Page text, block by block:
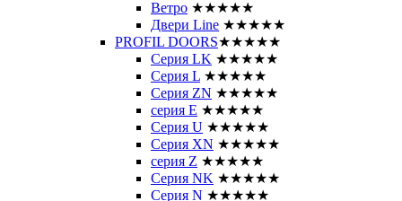
Ветро ★★★★★
Двери Line ★★★★★
PROFIL DOORS★★★★★
Серия LK ★★★★★
Серия L ★★★★★
Серия ZN ★★★★★
серия E ★★★★★
Серия U ★★★★★
Серия XN ★★★★★
серия Z ★★★★★
Серия NK ★★★★★
Серия N ★★★★★